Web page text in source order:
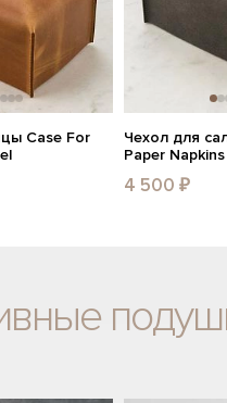
Case For
Чехол для
Paper
4 500 ₽